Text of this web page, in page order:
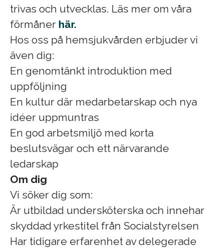
trivas och utvecklas. Läs mer om våra
förmåner här.
Hos oss på hemsjukvården erbjuder vi
även dig:
En genomtänkt introduktion med
uppföljning
En kultur där medarbetarskap och nya
idéer uppmuntras
En god arbetsmiljö med korta
beslutsvägar och ett närvarande
ledarskap
Om dig
Vi söker dig som:
Är utbildad undersköterska och innehar
skyddad yrkestitel från Socialstyrelsen
Har tidigare erfarenhet av delegerade